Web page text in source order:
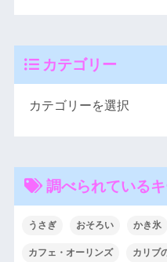
カテゴリー
調べられている
うさぎ おそろい かき氷
カフェ・オーリンズ カリブ